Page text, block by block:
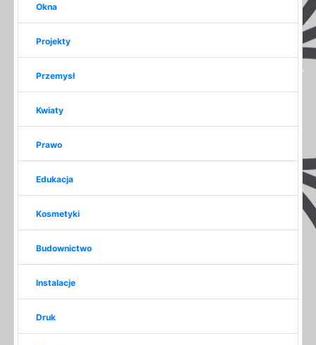
Okna
Projekty
Przemysł
Kwiaty
Prawo
Edukacja
Kosmetyki
Budownictwo
Instalacje
Druk